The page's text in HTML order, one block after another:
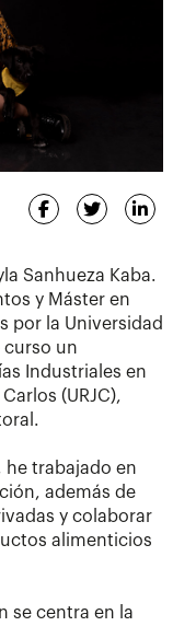
Sanhueza Kaba.
y Máster en
por la Universidad
curso un
Industriales en
(URJC),
he trabajado en
además de
y colaborar
alimenticios
se centra en la